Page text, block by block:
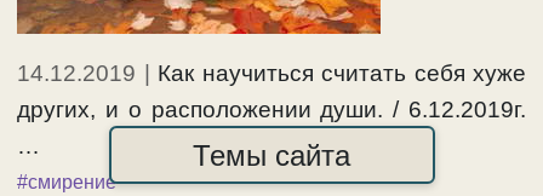
14.12.2019
Как научиться считать себя хуже
других, и о расположении души. / 6.12.2019г.
…
#смирение
Темы сайта